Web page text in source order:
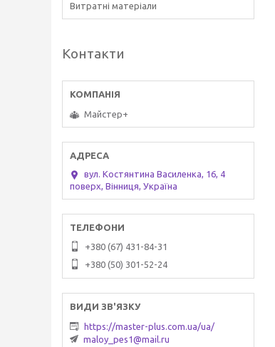
Витратні матеріали
Контакти
Майстер+
вул. Костянтина Василенка, 16, 4
поверх, Вінниця, Україна
+380 (67) 431-84-31
+380 (50) 301-52-24
https://master-plus.com.ua/ua/
maloy_pes1@mail.ru